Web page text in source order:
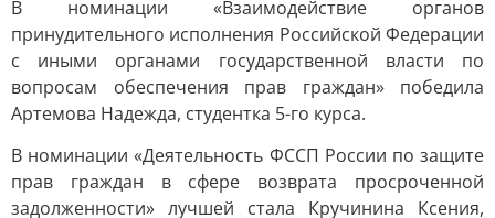
В номинации «Взаимодействие органов
принудительного исполнения Российской Федерации
с иными органами государственной власти по
вопросам обеспечения прав граждан» победила
Артемова Надежда, студентка 5-го курса.
В номинации «Деятельность ФССП России по защите
прав граждан в сфере возврата просроченной
задолженности» лучшей стала Кручинина Ксения,